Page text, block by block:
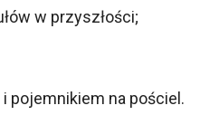
w przyszłości;
pojemnikiem na pościel.